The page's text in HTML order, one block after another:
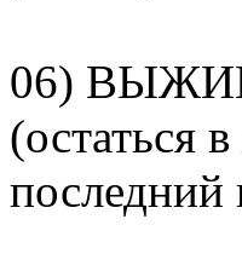
06)
(остаться
последний